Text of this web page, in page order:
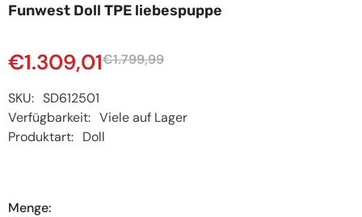
Funwest Doll TPE liebespuppe
€1.799,99
€1.309,01
SKU: SD612501
Verfügbarkeit: Viele auf Lager
Produktart: Doll
Menge: